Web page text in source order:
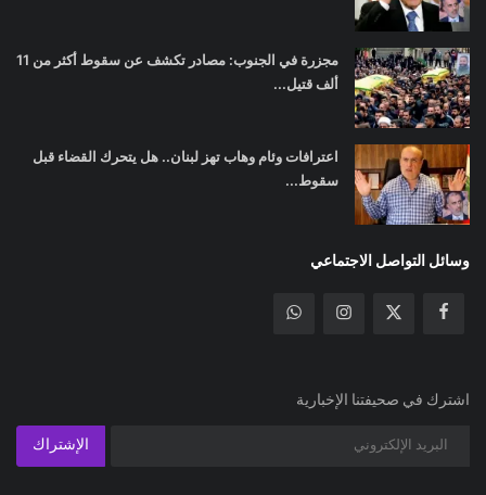
مجزرة في الجنوب: مصادر تكشف عن سقوط أكثر من 11
ألف قتيل...
اعترافات وئام وهاب تهز لبنان.. هل يتحرك القضاء قبل
سقوط...
وسائل التواصل الاجتماعي
اشترك في صحيفتنا الإخبارية
الإشتراك